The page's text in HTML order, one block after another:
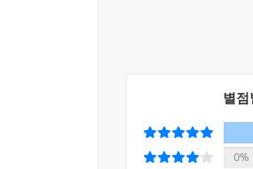
도마뱀도, 유니콘도 만들
치료할 수 있는 것이다.
질병에 대해 크리스퍼
모델을 실험동물에 확립
별점
0%